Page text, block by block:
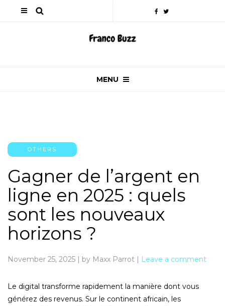
MENU
OTHERS
Gagner de l’argent en
ligne en 2025 : quels
sont les nouveaux
horizons ?
November 25, 2025 | by Maxx Parrot | Leave a comment
Le digital transforme rapidement la manière dont vous
générez des revenus. Sur le continent africain, les